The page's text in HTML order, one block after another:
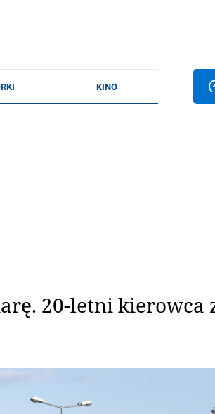
20-letni kierowca